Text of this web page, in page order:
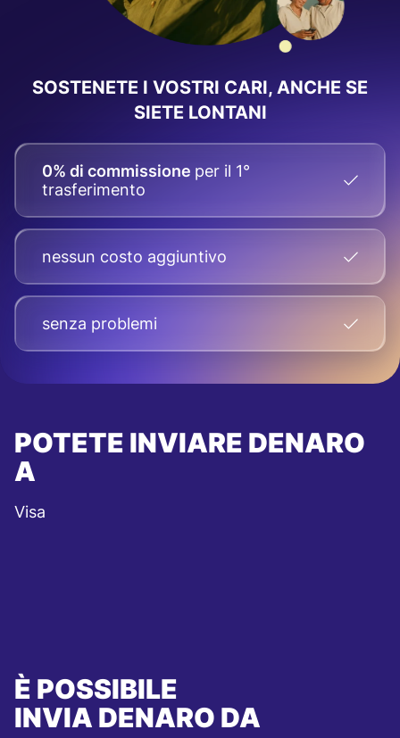
SOSTENETE I VOSTRI CARI, ANCHE SE
SIETE LONTANI
0% di commissione per il 1°
trasferimento
nessun costo aggiuntivo
senza problemi
POTETE INVIARE DENARO
A
Visa
È POSSIBILE
INVIA DENARO DA